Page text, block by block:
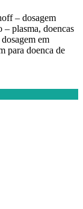
– dosagem
– plasma, doencas
em
para doenca de